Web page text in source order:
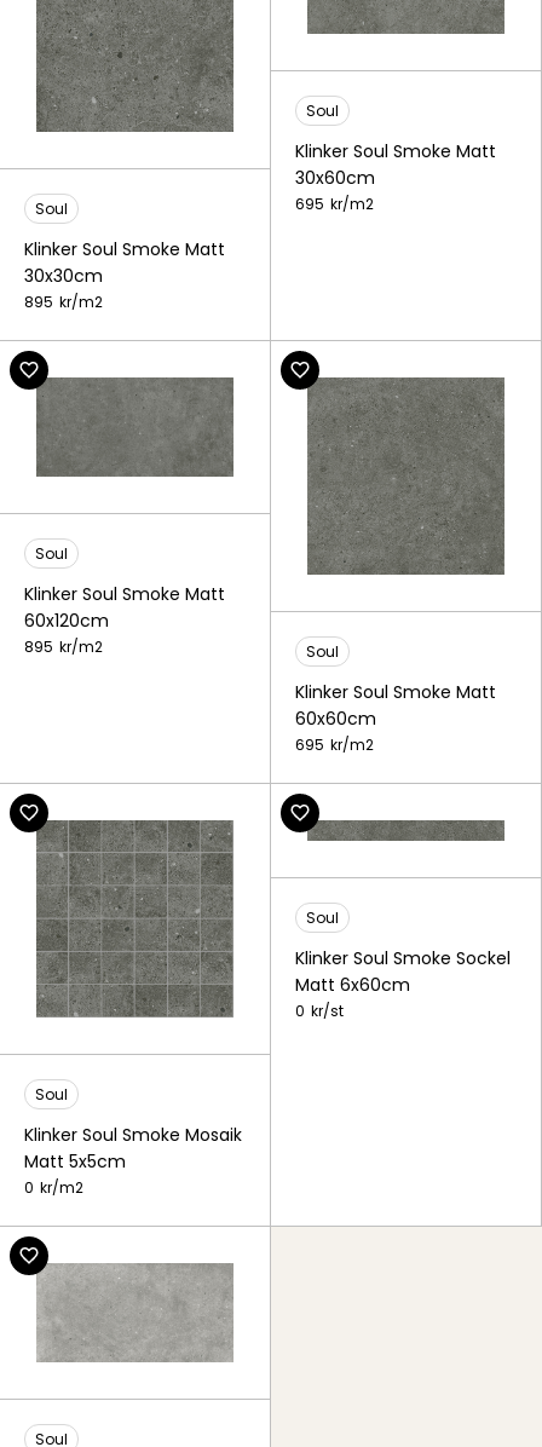
Soul
Klinker Soul Smoke Matt
30x30cm
895 kr/m2
Soul
Klinker Soul Smoke Matt
30x60cm
695 kr/m2
Soul
Klinker Soul Smoke Matt
60x120cm
895 kr/m2 Soul
Klinker Soul Smoke Matt
60x60cm
695 kr/m2
Soul
Klinker Soul Smoke Mosaik
Matt 5x5cm
0 kr/m2
Soul
Klinker Soul Smoke Sockel
Matt 6x60cm
0 kr/st
Soul